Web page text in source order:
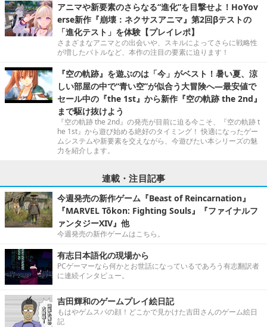
アニマや新要素のさらなる“進化”を目撃せよ！HoYov
erse新作『崩壊：ネクサスアニマ』第2回βテストの
「進化テスト」を体験【プレイレポ】
さまざまなアニマとの出会いや、スキルによってさらに戦略性
が増したバトルなど、本作の注目の要素に迫ります！
『空の軌跡』を遊ぶのは「今」がベスト！暑い夏、涼
しい部屋の中で“青い空”が似合う大冒険へ―最安値で
セール中の『the 1st』から新作『空の軌跡 the 2nd』
まで駆け抜けよう
『空の軌跡 the 2nd』の発売が目前に迫る今こそ、『空の軌跡 t
he 1st』から遊び始める絶好のタイミング！ 快適になったゲー
ムシステムや新要素を交えながら、今遊びたい本シリーズの魅
力を紹介します。
連載・注目記事
今週発売の新作ゲーム『Beast of Reincarnation』
『MARVEL Tōkon: Fighting Souls』『ファイナルフ
ァンタジーXIV』他
今週発売の新作ゲームはこちら。
有志日本語化の現場から
PCゲーマーなら何かとお世話になっているであろう有志翻訳者
に連続インタビュー。
吉田輝和のゲームプレイ絵日記
もはやゲムスパの顔！どこかで見かけた吉田さんのゲーム絵日
記